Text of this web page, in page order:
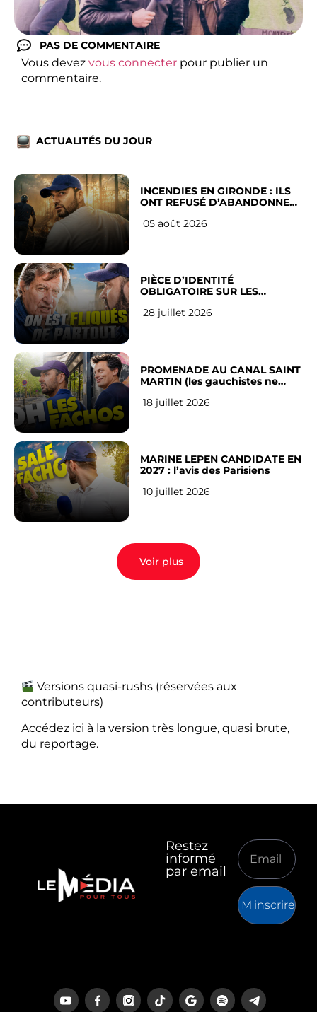
PAS DE COMMENTAIRE
Vous devez vous connecter pour publier un
commentaire.
ACTUALITÉS DU JOUR
INCENDIES EN GIRONDE : ILS
ONT REFUSÉ D’ABANDONNER
05 août 2026
PIÈCE D’IDENTITÉ
OBLIGATOIRE SUR LES
Français
28 juillet 2026
PROMENADE AU CANAL SAINT
MARTIN (les gauchistes ne
18 juillet 2026
MARINE LEPEN CANDIDATE EN
2027 : l’avis des Parisiens
10 juillet 2026
Voir plus
Versions quasi-rushs (réservées aux
contributeurs)
Accédez ici à la version très longue, quasi brute,
du reportage.
Restez
informé
par email
M'inscrire